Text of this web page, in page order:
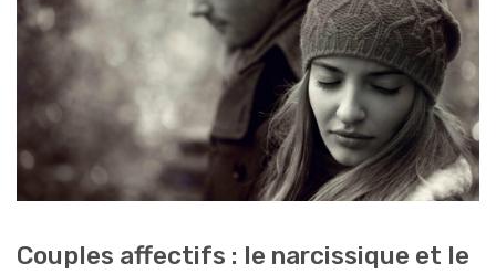
Couples affectifs : le narcissique et le